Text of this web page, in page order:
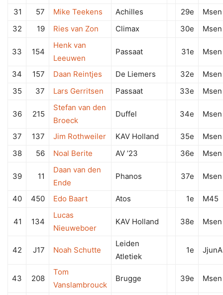
31 57 Mike Teekens Achilles 29e
Msen
32
19 Ries van Zon Climax 30e Msen
33 154
Henk van
Leeuwen
Passaat 31e Msen
34 157 Daan Reintjes De Liemers 32e
Msen
35
37 Lars Gerritsen Passaat 33e Msen
36 215
Stefan van den
Broeck
Duffel 34e Msen
37 137 Jim Rothweiler KAV Holland 35e
Msen
38
56 Noal Berite AV ’23 36e Msen
39 11
Daan van den
Ende
Phanos 37e Msen
40 450 Edo Baart Atos 1e M45
41 134
Lucas
Nieuweboer
KAV Holland 38e Msen
42 J17 Noah Schutte
Leiden
Atletiek
1e JjunA
43 208
Tom
Vanslambrouck
Brugge 39e Msen